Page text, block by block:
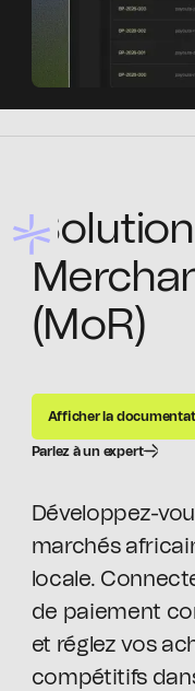
(MoR)
Afficher la
Parlez à un expert
Développez-
marchés
locale.
de paiement
et réglez vos
compétitifs